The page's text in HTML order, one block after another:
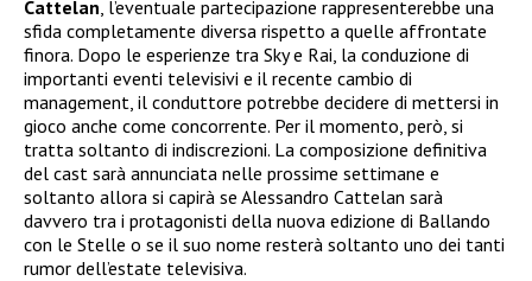
Cattelan , l’eventuale partecipazione rappresenterebbe una
sfida completamente diversa rispetto a quelle affrontate
finora. Dopo le esperienze tra Sky e Rai, la conduzione di
importanti eventi televisivi e il recente cambio di
management, il conduttore potrebbe decidere di mettersi in
gioco anche come concorrente. Per il momento, però, si
tratta soltanto di indiscrezioni. La composizione definitiva
del cast sarà annunciata nelle prossime settimane e
soltanto allora si capirà se Alessandro Cattelan sarà
davvero tra i protagonisti della nuova edizione di Ballando
con le Stelle o se il suo nome resterà soltanto uno dei tanti
rumor dell’estate televisiva.